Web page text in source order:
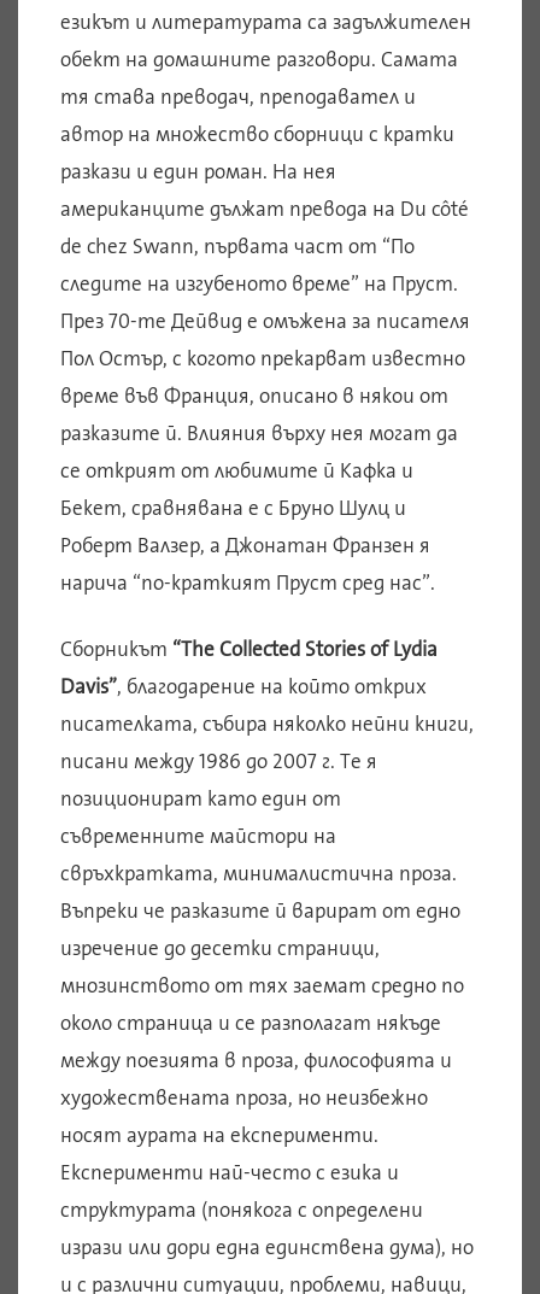
езикът и литературата са задължителен
обект на домашните разговори. Самата
тя става преводач, преподавател и
автор на множество сборници с кратки
разкази и един роман. На нея
американците дължат превода на Du côté
de chez Swann, първата част от “По
следите на изгубеното време” на Пруст.
През 70-те Дейвид е омъжена за писателя
Пол Остър, с когото прекарват известно
време във Франция, описано в някои от
разказите й. Влияния върху нея могат да
се открият от любимите й Кафка и
Бекет, сравнявана е с Бруно Шулц и
Роберт Валзер, а Джонатан Франзен я
нарича “по-краткият Пруст сред нас”.
Сборникът “The Collected Stories of Lydia
Davis”, благодарение на който открих
писателката, събира няколко нейни книги,
писани между 1986 до 2007 г. Те я
позиционират като един от
съвременните майстори на
свръхкратката, минималистична проза.
Въпреки че разказите й варират от едно
изречение до десетки страници,
мнозинството от тях заемат средно по
около страница и се разполагат някъде
между поезията в проза, философията и
художествената проза, но неизбежно
носят аурата на експерименти.
Експерименти най-често с езика и
структурата (понякога с определени
изрази или дори една единствена дума), но
и с различни ситуации, проблеми, навици,